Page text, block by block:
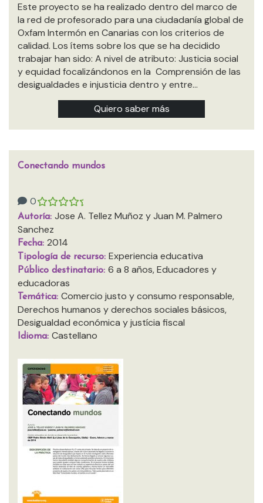
Este proyecto se ha realizado dentro del marco de
la red de profesorado para una ciudadanía global de
Oxfam Intermón en Canarias con los criterios de
calidad. Los ítems sobre los que se ha decidido
trabajar han sido: A nivel de atributo: Justicia social
y equidad focalizándonos en la Comprensión de las
desigualdades e injusticia dentro y entre…
Quiero saber más
Conectando mundos
0
Autoría: Jose A. Tellez Muñoz y Juan M. Palmero
Sanchez
Fecha: 2014
Tipología de recurso: Experiencia educativa
Público destinatario: 6 a 8 años, Educadores y
educadoras
Temática: Comercio justo y consumo responsable,
Derechos humanos y derechos sociales básicos,
Desigualdad económica y justícia fiscal
Idioma: Castellano